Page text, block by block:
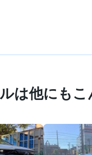
は他にも